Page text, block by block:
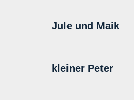
Jule und Maik
kleiner Peter